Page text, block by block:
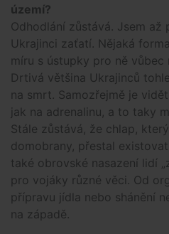
území?
Odhodlání zůstává. Jsem až
Ukrajinci zaťatí. Nějaká
míru s ústupky pro ně vůbec
Drtivá většina Ukrajinců
na smrt. Samozřejmě je
jak na adrenalinu, a to taky
Stále zůstává, že chlap,
domobrany, přestal
také obrovské nasazení lidí
pro vojáky různé věci. Od
přípravu jídla nebo shánění
na západě.